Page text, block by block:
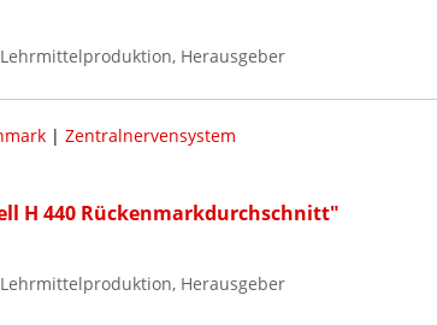
Herausgeber
| Zentralnervensystem
H 440 Rückenmarkdurchschnitt"
Herausgeber